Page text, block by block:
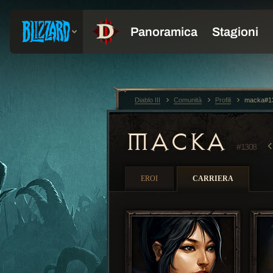
MACKA #1308
EROI CARRIERA
Diablo III Comunità Profili